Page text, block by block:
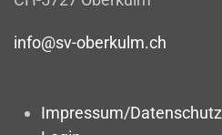
info@sv-oberkulm.ch
Impressum/Datenschutz